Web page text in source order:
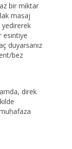
bir miktar
masaj
esintiye
duyarsanız
bez
direk